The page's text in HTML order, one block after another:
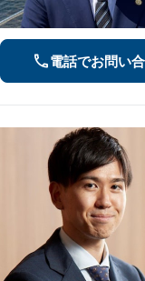
電話でお問い